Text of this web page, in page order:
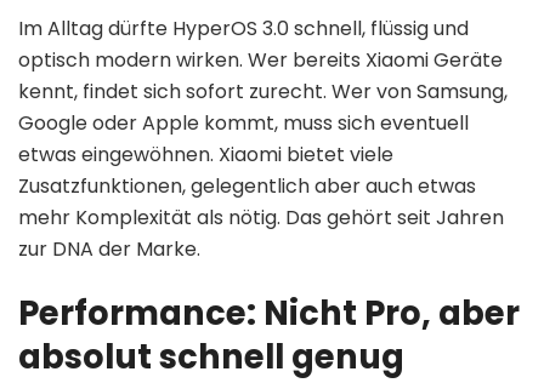
Im Alltag dürfte HyperOS 3.0 schnell, flüssig und
optisch modern wirken. Wer bereits Xiaomi Geräte
kennt, findet sich sofort zurecht. Wer von Samsung,
Google oder Apple kommt, muss sich eventuell
etwas eingewöhnen. Xiaomi bietet viele
Zusatzfunktionen, gelegentlich aber auch etwas
mehr Komplexität als nötig. Das gehört seit Jahren
zur DNA der Marke.
Performance: Nicht Pro, aber
absolut schnell genug